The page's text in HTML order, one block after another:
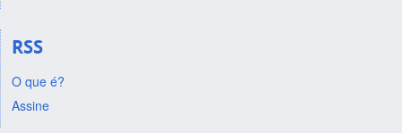
RSS
O que é?
Assine